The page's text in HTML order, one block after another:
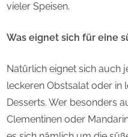
vieler Speisen.
Was eignet sich für eine
Natürlich eignet sich auch
leckeren Obstsalat oder in
Desserts. Wer besonders
Clementinen oder